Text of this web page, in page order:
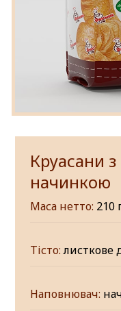
Круасани
начинкою
Маса нетто: 210
Тісто:листкове
Наповнювач: